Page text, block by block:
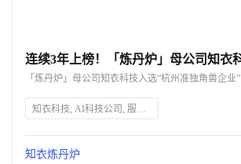
「炼丹炉」母公司知衣科技入选“杭州准独角兽企业”
知衣科技, AI科技公司, 服装AI大数据, 杭州准独角兽企业, 人工智能, 数字化升级, 炼丹炉, 全域大数据AI分析平台, 零售商业升级, 电商市场洞察
知衣炼丹炉